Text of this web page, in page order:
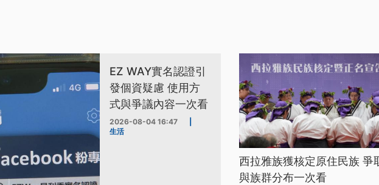
EZ WAY實名認證引
發個資疑慮 使用方
式與爭議內容一次看
2026-08-04 16:47
生活
西拉雅族獲核定原住民族 爭
與族群分布一次看